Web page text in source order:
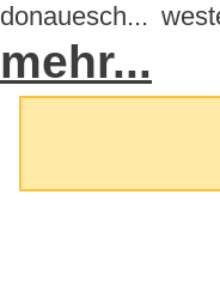
donauesch...
mehr...